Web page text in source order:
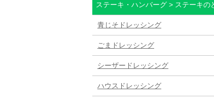
ステーキ・ハンバーグ > ステーキの
青じそドレッシング
ごまドレッシング
シーザードレッシング
ハウスドレッシング